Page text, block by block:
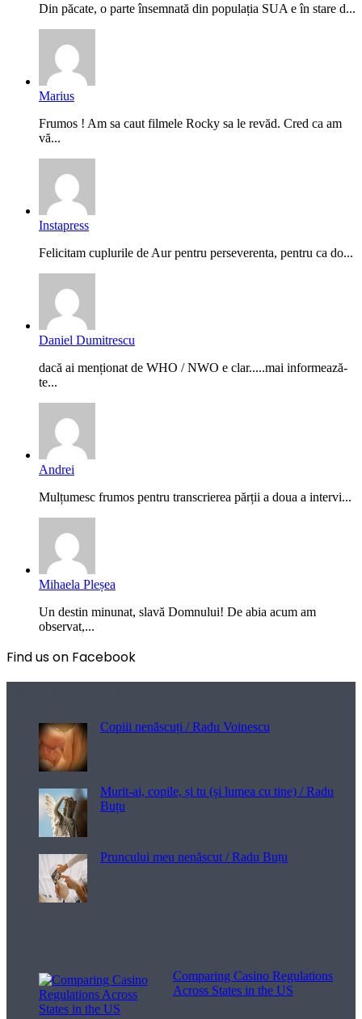
Din păcate, o parte însemnată din populația SUA e în stare d...
Marius
Frumos ! Am sa caut filmele Rocky sa le revăd. Cred ca am
vă...
Instapress
Felicitam cuplurile de Aur pentru perseverenta, pentru ca do...
Daniel Dumitrescu
dacă ai menționat de WHO / NWO e clar.....mai informează-
te...
Andrei
Mulțumesc frumos pentru transcrierea părții a doua a intervi...
Mihaela Pleșea
Un destin minunat, slavă Domnului! De abia acum am
observat,...
Find us on Facebook
Copiii nenăscuți / Radu Voinescu
Murit-ai, copile, și tu (și lumea cu tine) / Radu
Buțu
Pruncului meu nenăscut / Radu Buțu
Comparing Casino Regulations
Across States in the US